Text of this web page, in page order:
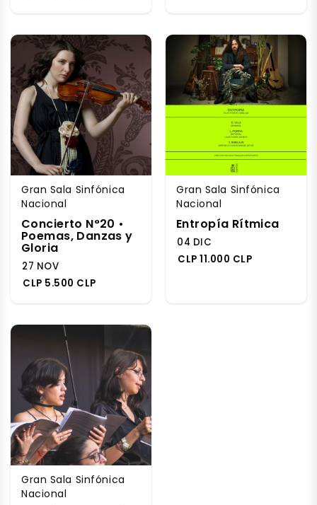
Gran Sala Sinfónica
Nacional
Concierto N°20 •
Poemas, Danzas y
Gloria
27 NOV
CLP 5.500 CLP
Gran Sala Sinfónica
Nacional
Entropía Rítmica
04 DIC
CLP 11.000 CLP
Gran Sala Sinfónica
Nacional